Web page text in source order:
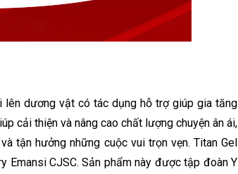
dương vật có tác dụng hỗ trợ giúp gia tăng
cải thiện và nâng cao chất lượng chuyện ân ái,
tận hưởng những cuộc vui trọn vẹn. Titan Gel
CJSC. Sản phẩm này được tập đoàn Y